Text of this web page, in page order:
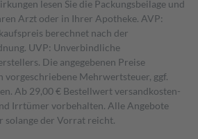
lesen Sie die Packungsbeilage und
Arzt oder in Ihrer Apotheke. AVP:
berechnet nach der
UVP: Unverbindliche
Die angegebenen Preise
vorgeschriebene Mehrwertsteuer, ggf.
Ab 29,00 € Bestell­wert versand­kosten­
Irrtümer vorbehalten. Alle Angebote
solange der Vorrat reicht.